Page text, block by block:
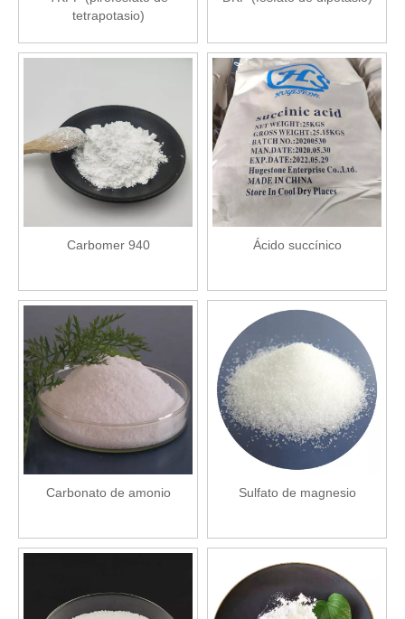
tetrapotasio)
Carbomer 940 Ácido succínico
Carbonato de amonio Sulfato de magnesio